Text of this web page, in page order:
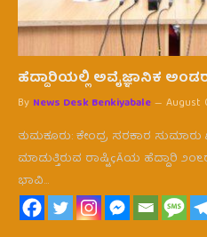
ಹೆದ್ದಾರಿಯಲ್ಲಿ ಅವೈಜ್ಞಾನಿಕ
By News Desk Benkiyabale August
ತುಮಕೂರು: ಕೇಂದ್ರ ಸರಕಾರ
ಮಾಡುತ್ತಿರುವ ರಾಷ್ಟಿçÃಯ ಹೆದ್ದಾರಿ
ಭಾವಿ…